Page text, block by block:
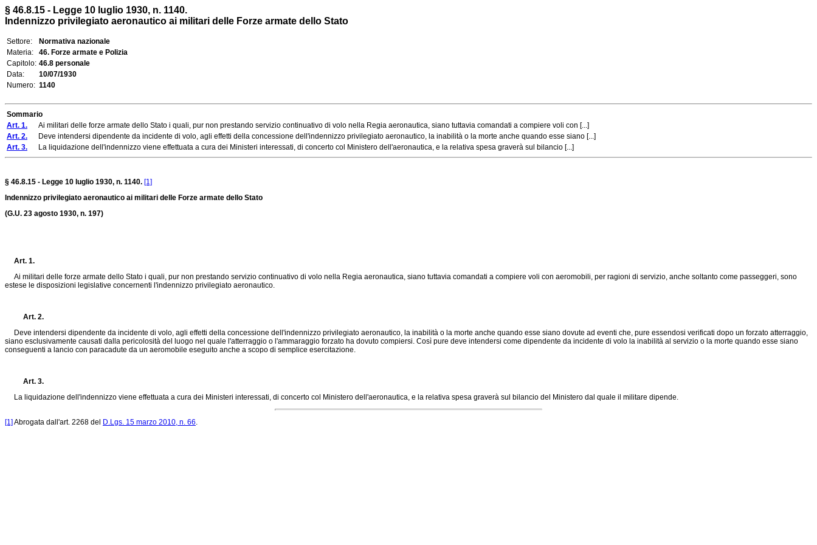
§ 46.8.15 - Legge 10 luglio 1930, n. 1140.
Indennizzo privilegiato aeronautico ai militari delle Forze armate dello Stato
Settore:
Normativa nazionale
Materia:
46. Forze armate e Polizia
Capitolo: 46.8 personale
Data:
10/07/1930
Numero: 1140
Sommario
Art. 1. Ai militari delle forze armate dello Stato i quali, pur non prestando servizio continuativo di volo nella Regia aeronautica, siano tuttavia comandati a compiere voli con [...]
Art. 2. Deve intendersi dipendente da incidente di volo, agli effetti della concessione dell'indennizzo privilegiato aeronautico, la inabilità o la morte anche quando esse siano [...]
Art. 3. La liquidazione dell'indennizzo viene effettuata a cura dei Ministeri interessati, di concerto col Ministero dell'aeronautica, e la relativa spesa graverà sul bilancio [...]
§ 46.8.15 - Legge 10 luglio 1930, n. 1140. [1]
Indennizzo privilegiato aeronautico ai militari delle Forze armate dello Stato
(G.U. 23 agosto 1930, n. 197)
Art. 1.
Ai militari delle forze armate dello Stato i quali, pur non prestando servizio continuativo di volo nella Regia aeronautica, siano tuttavia comandati a compiere voli con aeromobili, per ragioni di servizio, anche soltanto come passeggeri, sono
estese le disposizioni legislative concernenti l'indennizzo privilegiato aeronautico.
Art. 2.
Deve intendersi dipendente da incidente di volo, agli effetti della concessione dell'indennizzo privilegiato aeronautico, la inabilità o la morte anche quando esse siano dovute ad eventi che, pure essendosi verificati dopo un forzato atterraggio,
siano esclusivamente causati dalla pericolosità del luogo nel quale l'atterraggio o l'ammaraggio forzato ha dovuto compiersi. Così pure deve intendersi come dipendente da incidente di volo la inabilità al servizio o la morte quando esse siano
conseguenti a lancio con paracadute da un aeromobile eseguito anche a scopo di semplice esercitazione.
Art. 3.
La liquidazione dell'indennizzo viene effettuata a cura dei Ministeri interessati, di concerto col Ministero dell'aeronautica, e la relativa spesa graverà sul bilancio del Ministero dal quale il militare dipende.
[1] Abrogata dall'art. 2268 del D.Lgs. 15 marzo 2010, n. 66.